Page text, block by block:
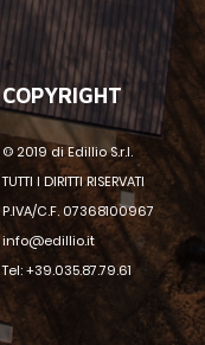
COPYRIGHT
© 2019 di Edillio S.r.l.
TUTTI I DIRITTI RISERVATI
P.IVA/C.F. 07368100967
info@edillio.it
Tel: +39.035.87.79.61